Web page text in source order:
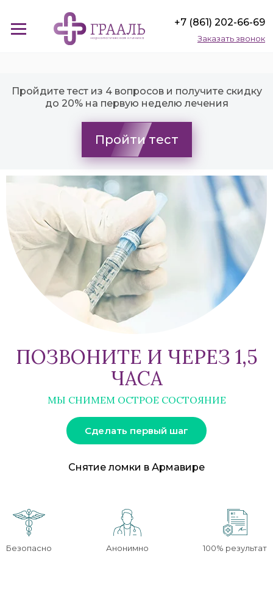
+7 (861) 202-66-69
Заказать звонок
Пройдите тест из 4 вопросов и получите скидку
до 20% на первую неделю лечения
Пройти тест
ПОЗВОНИТЕ И ЧЕРЕЗ 1,5
ЧАСА
МЫ СНИМЕМ ОСТРОЕ СОСТОЯНИЕ
Снятие ломки в Армавире
Сделать первый шаг
Безопасно Анонимно 100% результат